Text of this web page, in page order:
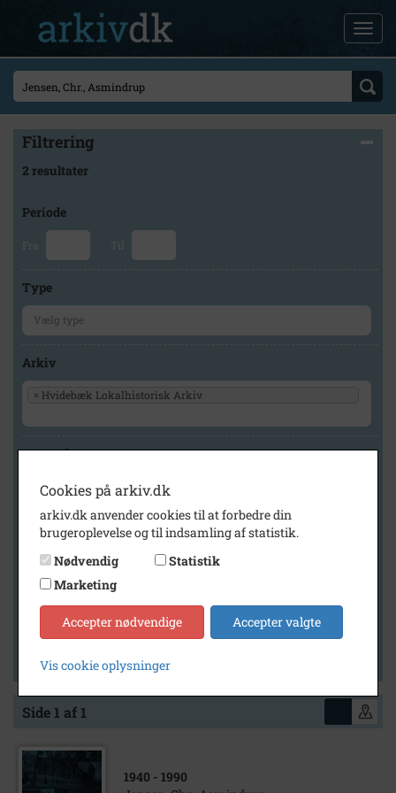
Filtrering
2 resultater
Periode
Fra Til
Type
Arkiv
× Hvidebæk Lokalhistorisk Arkiv
Geografi
Generelt
Vis kun med billeder
Vis kun med filmklip
Vis kun med lydklip
Vis kun med kilder
Vis kun med geo-tag
Side 1 af 1
1940 - 1990
Cookies på arkiv.dk
arkiv.dk anvender cookies til at forbedre din
brugeroplevelse og til indsamling af statistik.
Nødvendig
Statistik
Marketing
Accepter nødvendige Accepter valgte
Vis cookie oplysninger